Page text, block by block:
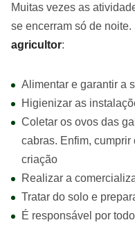
Muitas vezes as
se encerram só de
agricultor:
Alimentar e garantir a
Higienizar as
Coletar os ovos das
cabras. Enfim,
criação
Realizar a
Tratar do solo e
É responsável por